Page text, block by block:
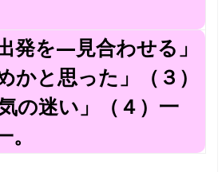
発を—見合わせる」
かと思った」（３）
の迷い」（４）一